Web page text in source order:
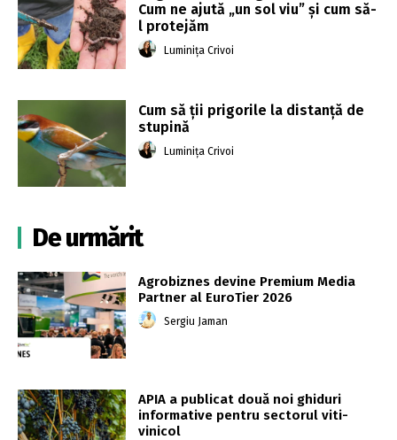
Cum ne ajută „un sol viu” și cum să-
l protejăm
Luminița Crivoi
Cum să ții prigorile la distanță de
stupină
Luminița Crivoi
De urmărit
Agrobiznes devine Premium Media
Partner al EuroTier 2026
Sergiu Jaman
APIA a publicat două noi ghiduri
informative pentru sectorul viti-
vinicol